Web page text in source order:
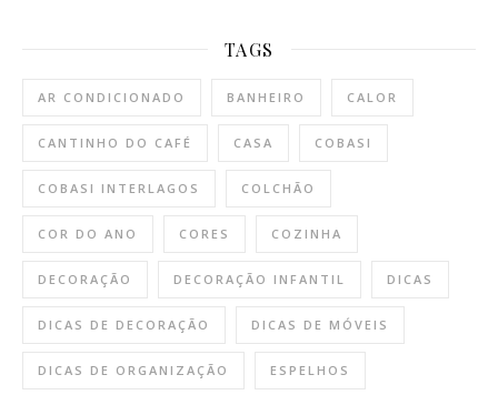
TAGS
AR CONDICIONADO BANHEIRO CALOR
CANTINHO DO CAFÉ CASA COBASI
COBASI INTERLAGOS COLCHÃO
COR DO ANO CORES COZINHA
DECORAÇÃO DECORAÇÃO INFANTIL DICAS
DICAS DE DECORAÇÃO DICAS DE MÓVEIS
DICAS DE ORGANIZAÇÃO ESPELHOS